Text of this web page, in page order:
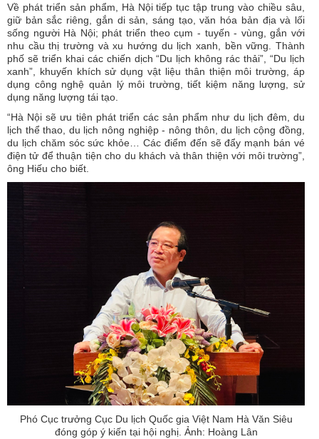
Về phát triển sản phẩm, Hà Nội tiếp tục tập trung vào chiều sâu,
giữ bản sắc riêng, gắn di sản, sáng tạo, văn hóa bản địa và lối
sống người Hà Nội; phát triển theo cụm - tuyến - vùng, gắn với
nhu cầu thị trường và xu hướng du lịch xanh, bền vững. Thành
phố sẽ triển khai các chiến dịch “Du lịch không rác thải”, “Du lịch
xanh”, khuyến khích sử dụng vật liệu thân thiện môi trường, áp
dụng công nghệ quản lý môi trường, tiết kiệm năng lượng, sử
dụng năng lượng tái tạo.
“Hà Nội sẽ ưu tiên phát triển các sản phẩm như du lịch đêm, du
lịch thể thao, du lịch nông nghiệp - nông thôn, du lịch cộng đồng,
du lịch chăm sóc sức khỏe… Các điểm đến sẽ đẩy mạnh bán vé
điện tử để thuận tiện cho du khách và thân thiện với môi trường”,
ông Hiếu cho biết.
Phó Cục trưởng Cục Du lịch Quốc gia Việt Nam Hà Văn Siêu
đóng góp ý kiến tại hội nghị. Ảnh: Hoàng Lân